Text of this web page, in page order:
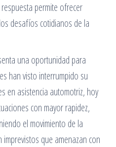
permite ofrecer
desafíos cotidianos de la
una oportunidad para
han visto interrumpido su
en asistencia automotriz, hoy
con mayor rapidez,
el movimiento de la
que amenazan con